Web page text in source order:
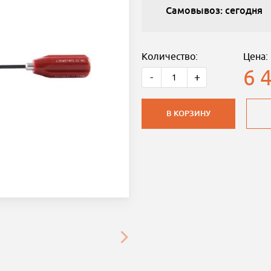
Самовывоз: сегодня
Количество:
- +
Цена:
6
В КОРЗИНУ